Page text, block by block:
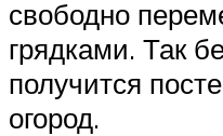
свободно
грядками. Так
получится
огород.